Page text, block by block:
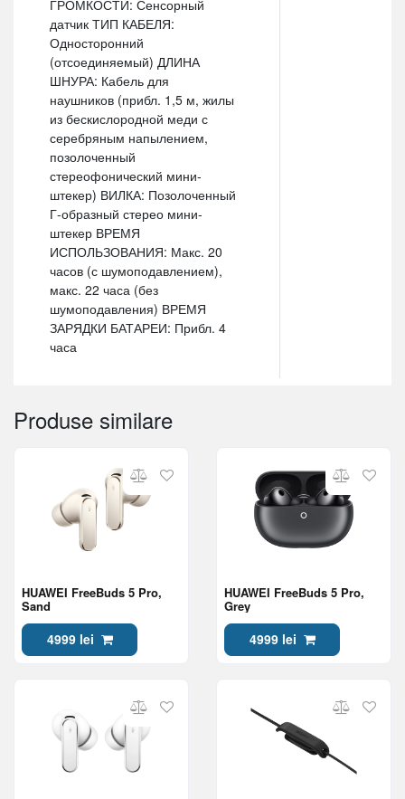
ГРОМКОСТИ: Сенсорный
датчик ТИП КАБЕЛЯ:
Односторонний
(отсоединяемый) ДЛИНА
ШНУРА: Кабель для
наушников (прибл. 1,5 м, жилы
из бескислородной меди с
серебряным напылением,
позолоченный
стереофонический мини-
штекер) ВИЛКА: Позолоченный
Г-образный стерео мини-
штекер ВРЕМЯ
ИСПОЛЬЗОВАНИЯ: Макс. 20
часов (с шумоподавлением),
макс. 22 часа (без
шумоподавления) ВРЕМЯ
ЗАРЯДКИ БАТАРЕИ: Прибл. 4
часа
Produse similare
HUAWEI FreeBuds 5 Pro,
Sand
4999 lei
HUAWEI FreeBuds 5 Pro,
Grey
4999 lei